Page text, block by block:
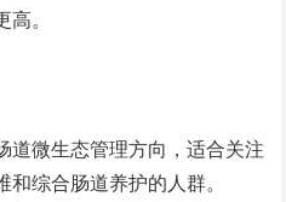
。
道微生态管理方向，适合关注
综合肠道养护的人群。